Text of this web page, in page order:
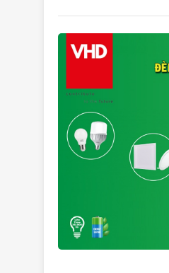
Liên hệ mua
Vui lòng liên hệ Vật
Rất hân hạnh được